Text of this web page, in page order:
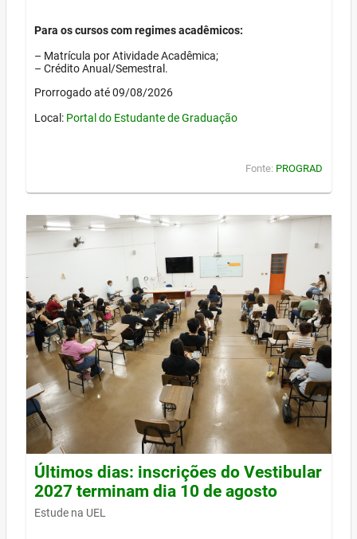
Para os cursos com regimes acadêmicos:
– Matrícula por Atividade Acadêmica;
– Crédito Anual/Semestral.
Prorrogado até 09/08/2026
Local: Portal do Estudante de Graduação
Fonte: PROGRAD
Últimos dias: inscrições do Vestibular
2027 terminam dia 10 de agosto
Estude na UEL